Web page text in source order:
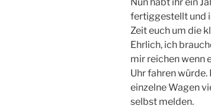
fertiggestellt und
Zeit euch um die
Ehrlich, ich
mir reichen wenn
Uhr fahren
einzelne Wagen
selbst melden.